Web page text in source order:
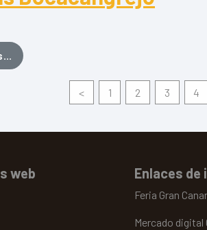
from Salinas Bocacangrejo
< 1 2 3 4
web Enlaces de
Feria Gran
Mercado digital